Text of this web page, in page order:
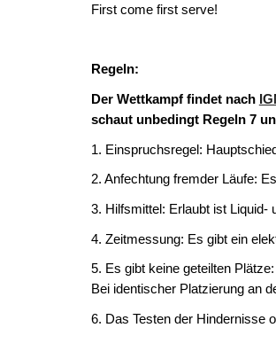
First come first serve!
Regeln:
Der Wettkampf findet nach
schaut unbedingt Regeln 7
1. Einspruchsregel:
2. Anfechtung fremder Läufe:
3. Hilfsmittel: Erlaubt ist Liquid-
4. Zeitmessung: Es gibt ein
5. Es gibt keine geteilten
Bei identischer Platzierung an
6. Das Testen der Hindernisse